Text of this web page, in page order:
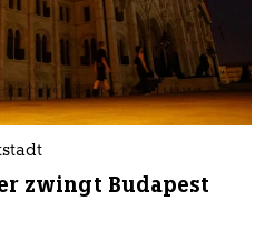
zwingt Budapest